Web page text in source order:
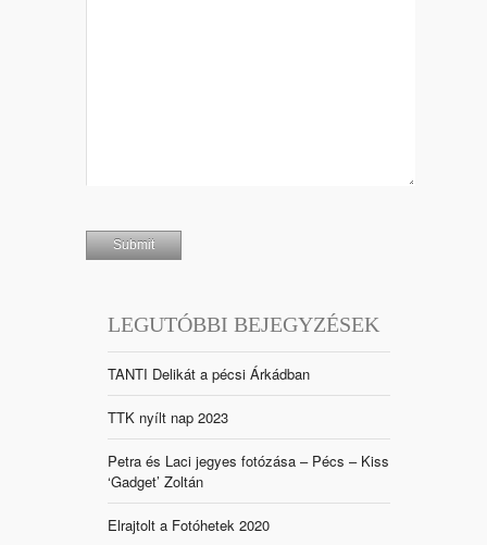
LEGUTÓBBI BEJEGYZÉSEK
TANTI Delikát a pécsi Árkádban
TTK nyílt nap 2023
Petra és Laci jegyes fotózása – Pécs – Kiss
‘Gadget’ Zoltán
Elrajtolt a Fotóhetek 2020